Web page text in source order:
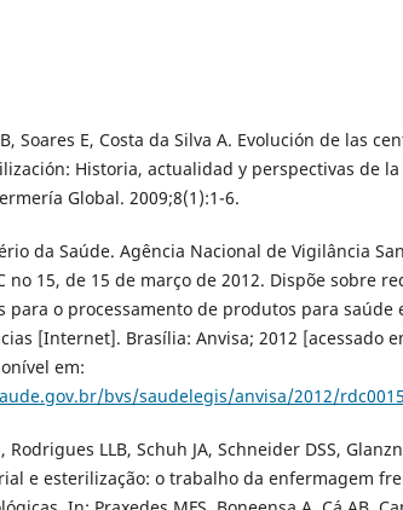
Soares E, Costa da Silva A. Evolución de las
Historia, actualidad y perspectivas de la
Global. 2009;8(1):1-6.
da Saúde. Agência Nacional de Vigilância
no 15, de 15 de março de 2012. Dispõe sobre
para o processamento de produtos para saúde
[Internet]. Brasília: Anvisa; 2012 [acessado
em:
bvs/saudelegis/anvisa/2012/
LLB, Schuh JA, Schneider DSS,
e esterilização: o trabalho da enfermagem